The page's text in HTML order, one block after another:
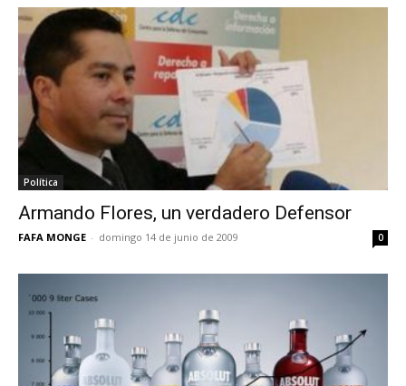
Política
Armando Flores, un verdadero Defensor
FAFA MONGE - domingo 14 de junio de 2009 0